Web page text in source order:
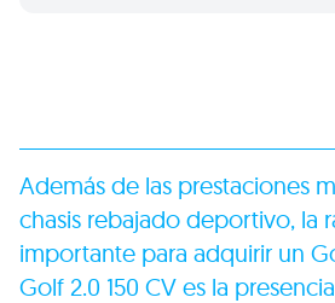
Además de las prestaciones
chasis rebajado deportivo, la
importante para adquirir un
Golf 2.0 150 CV es la